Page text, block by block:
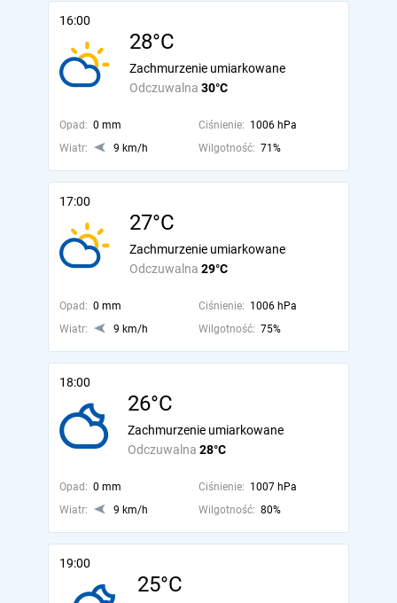
16:00
28°C
Odczuwalna 30°C
Zachmurzenie umiarkowane
Opad: 0 mm Ciśnienie: 1006 hPa
Wiatr:
9 km/h Wilgotność: 71%
17:00
27°C
Odczuwalna 29°C
Zachmurzenie umiarkowane
Opad: 0 mm Ciśnienie: 1006 hPa
Wiatr:
9 km/h Wilgotność: 75%
18:00
26°C
Odczuwalna 28°C
Zachmurzenie umiarkowane
Opad: 0 mm Ciśnienie: 1007 hPa
Wiatr:
9 km/h Wilgotność: 80%
19:00
25°C